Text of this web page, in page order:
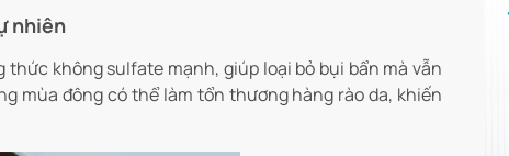
nhiên
không sulfate mạnh, giúp loại bỏ bụi bẩn mà vẫn
mùa đông có thể làm tổn thương hàng rào da, khiến